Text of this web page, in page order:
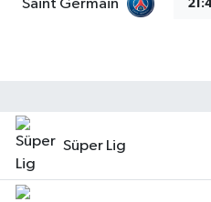
Saint Germain
Süper Lig